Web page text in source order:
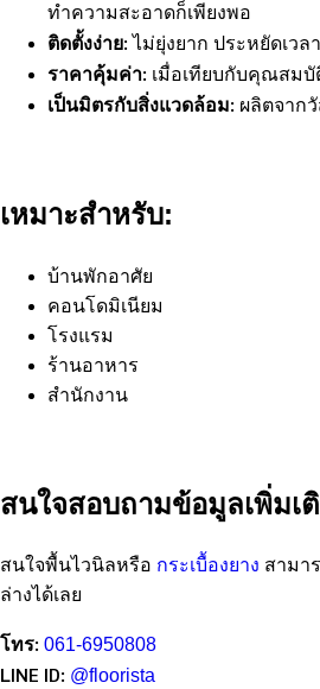
ทำความสะอาดก็เพียงพอ
ติดตั้งง่าย: ไม่ยุ่งยาก ประหยัดเวลา
ราคาคุ้มค่า: เมื่อเทียบกับคุณสม
เป็นมิตรกับสิ่งแวดล้อม: ผลิตจาก
เหมาะสำหรับ:
บ้านพักอาศัย
คอนโดมิเนียม
โรงแรม
ร้านอาหาร
สำนักงาน
สนใจสอบถามข้อมูลเพิ่มเ
สนใจพื้นไวนิลหรือ กระเบื้องยาง สามา
ล่างได้เลย
โทร: 061-6950808
LINE ID: @floorista